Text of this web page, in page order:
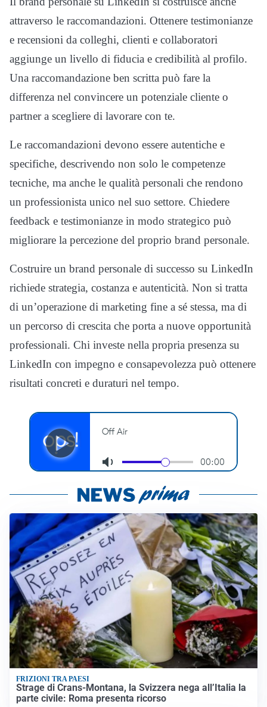
attraverso le raccomandazioni. Ottenere testimonianze
e recensioni da colleghi, clienti e collaboratori
aggiunge un livello di fiducia e credibilità al profilo.
Una raccomandazione ben scritta può fare la
differenza nel convincere un potenziale cliente o
partner a scegliere di lavorare con te.
Le raccomandazioni devono essere autentiche e
specifiche, descrivendo non solo le competenze
tecniche, ma anche le qualità personali che rendono
un professionista unico nel suo settore. Chiedere
feedback e testimonianze in modo strategico può
migliorare la percezione del proprio brand personale.
Costruire un brand personale di successo su LinkedIn
richiede strategia, costanza e autenticità. Non si tratta
di un’operazione di marketing fine a sé stessa, ma di
un percorso di crescita che porta a nuove opportunità
professionali. Chi investe nella propria presenza su
LinkedIn con impegno e consapevolezza può ottenere
risultati concreti e duraturi nel tempo.
FRIZIONI TRA PAESI
Strage di Crans-Montana, la Svizzera nega all’Italia la
parte civile: Roma presenta ricorso